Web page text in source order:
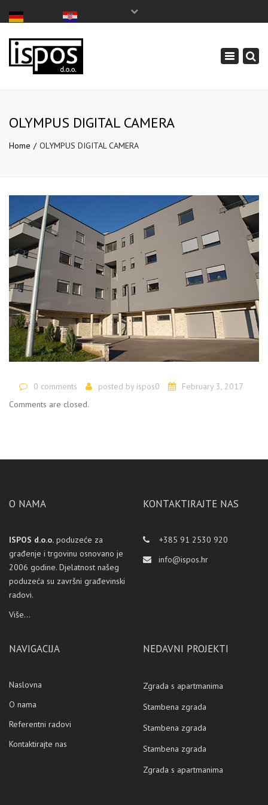
Toggle
OLYMPUS DIGITAL CAMERA
Home OLYMPUS DIGITAL CAMERA
0 comments posted by ispos0
February 3, 2017
Comments are closed.
O NAMA
ISPOS d.o.o. poduzeće za
građenje i trgovinu osnovano je
2006 godine. Djelatnost našeg
poduzeća su završni građevinski
radovi.
Više...
KONTAKTIRAJTE NAS
+385 91 2530 920
info@ispos.hr
NAVIGACIJA
Naslovna
O nama
Referentni radovi
Kontaktirajte nas
NEDAVNI PROJEKTI
Zgrada s apartmanima
Stambena zgrada
Stambena zgrada
Stambena zgrada
Zgrada s apartmanima